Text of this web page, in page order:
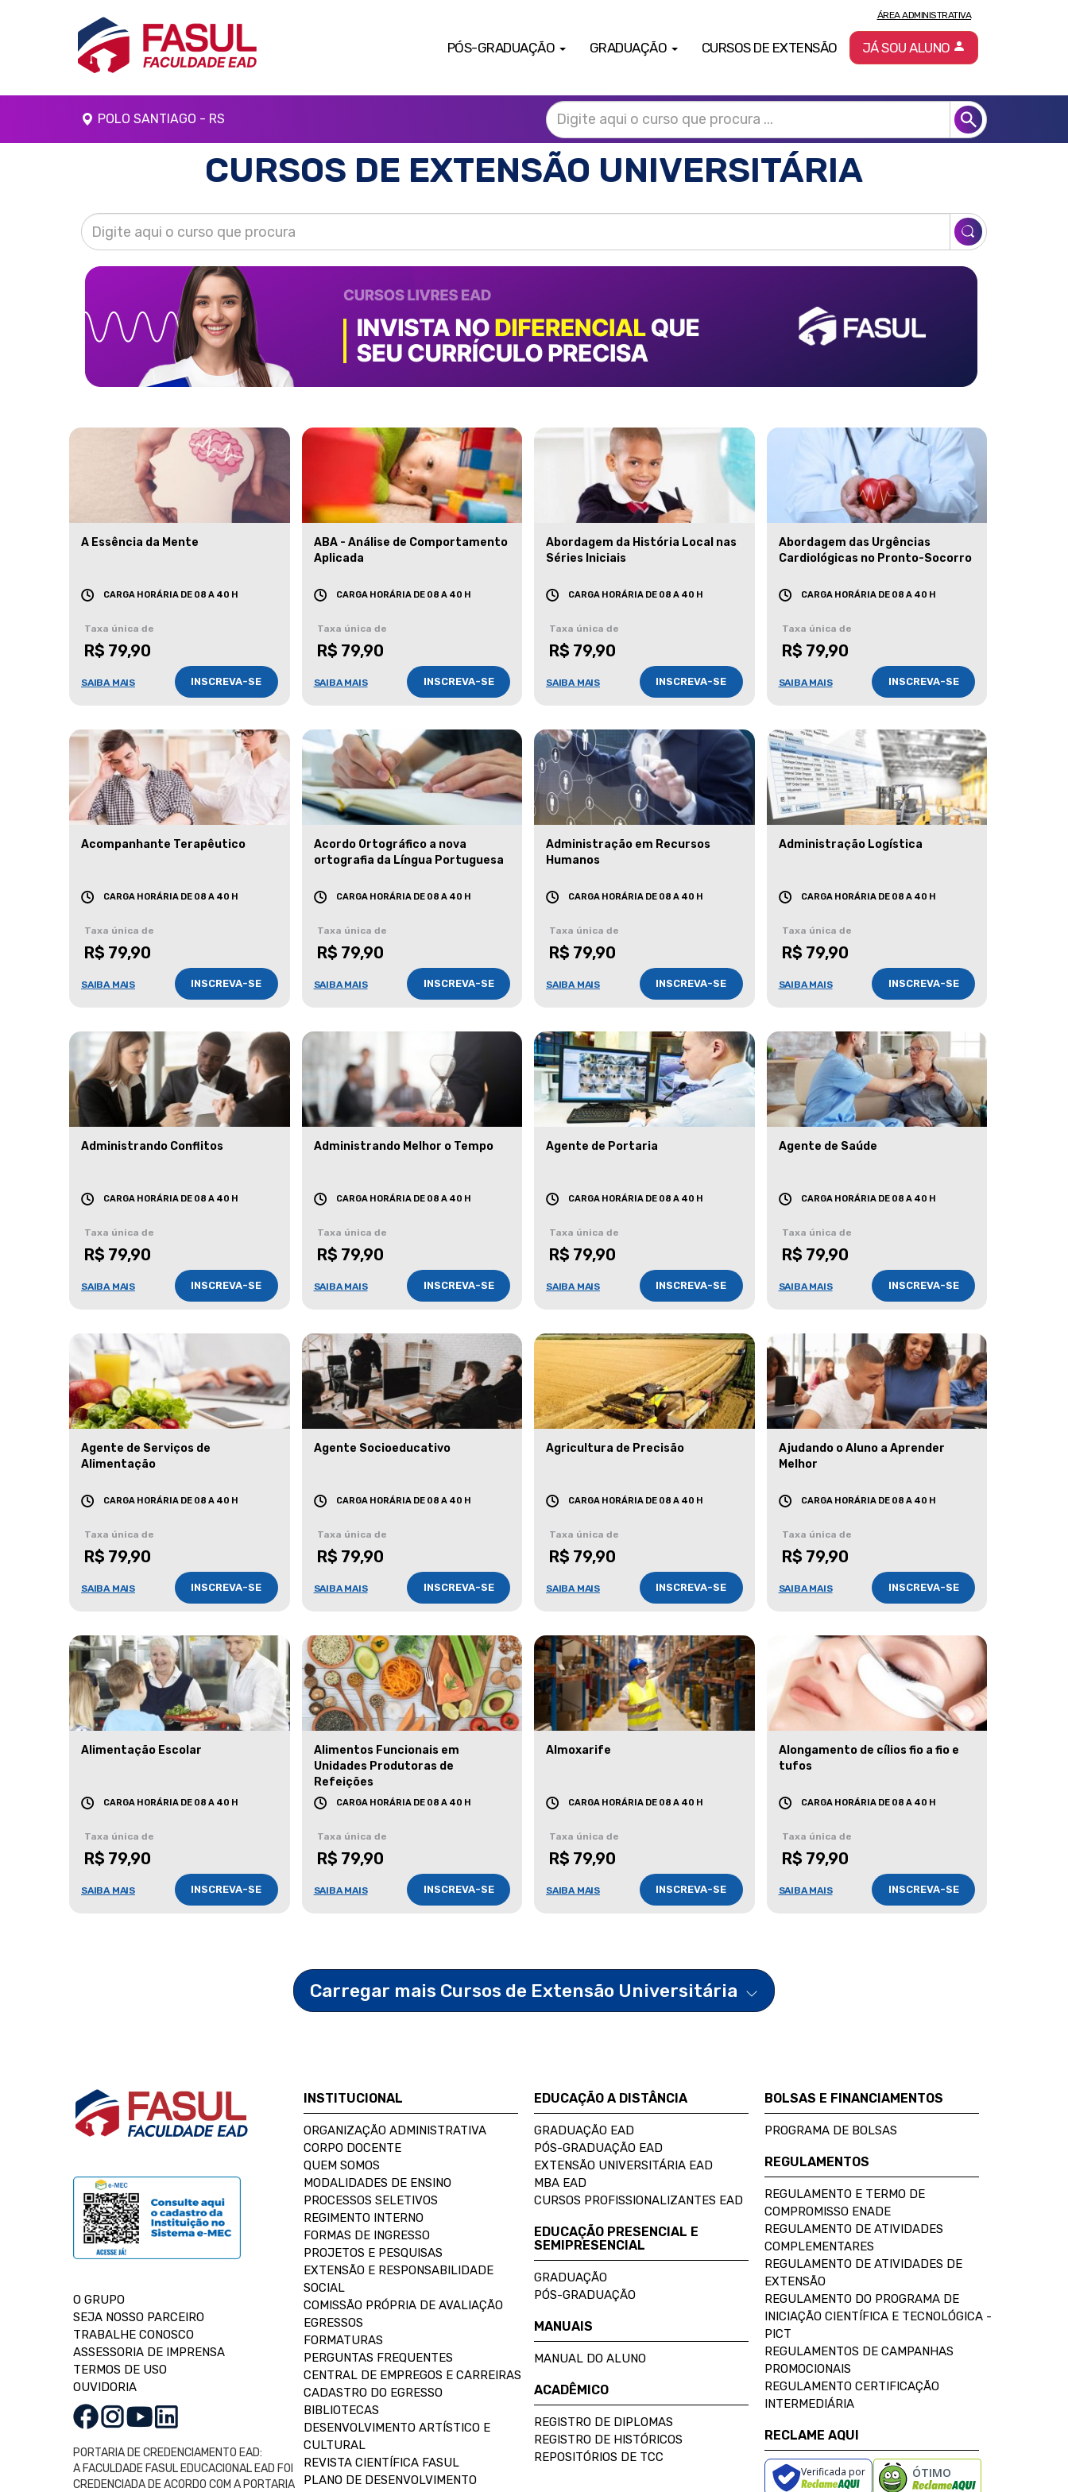
PÓS-GRADUAÇÃO GRADUAÇÃO CURSOS DE EXTENSÃO
ÁREA ADMINISTRATIVA
JÁ SOU ALUNO
POLO SANTIAGO - RS
CURSOS DE EXTENSÃO UNIVERSITÁRIA
A Essência da Mente
CARGA HORÁRIA DE 08 A 40 H
Taxa única de
R$ 79,90
SAIBA MAIS INSCREVA-SE
ABA - Análise de Comportamento
Aplicada
CARGA HORÁRIA DE 08 A 40 H
Taxa única de
R$ 79,90
SAIBA MAIS INSCREVA-SE
Abordagem da História Local nas
Séries Iniciais
CARGA HORÁRIA DE 08 A 40 H
Taxa única de
R$ 79,90
SAIBA MAIS INSCREVA-SE
Abordagem das Urgências
Cardiológicas no Pronto-Socorro
CARGA HORÁRIA DE 08 A 40 H
Taxa única de
R$ 79,90
SAIBA MAIS INSCREVA-SE
Acompanhante Terapêutico
CARGA HORÁRIA DE 08 A 40 H
Taxa única de
R$ 79,90
SAIBA MAIS INSCREVA-SE
Acordo Ortográfico a nova
ortografia da Língua Portuguesa
CARGA HORÁRIA DE 08 A 40 H
Taxa única de
R$ 79,90
SAIBA MAIS INSCREVA-SE
Administração em Recursos
Humanos
CARGA HORÁRIA DE 08 A 40 H
Taxa única de
R$ 79,90
SAIBA MAIS INSCREVA-SE
Administração Logística
CARGA HORÁRIA DE 08 A 40 H
Taxa única de
R$ 79,90
SAIBA MAIS INSCREVA-SE
Administrando Conflitos
CARGA HORÁRIA DE 08 A 40 H
Taxa única de
R$ 79,90
SAIBA MAIS INSCREVA-SE
Administrando Melhor o Tempo
CARGA HORÁRIA DE 08 A 40 H
Taxa única de
R$ 79,90
SAIBA MAIS INSCREVA-SE
Agente de Portaria
CARGA HORÁRIA DE 08 A 40 H
Taxa única de
R$ 79,90
SAIBA MAIS INSCREVA-SE
Agente de Saúde
CARGA HORÁRIA DE 08 A 40 H
Taxa única de
R$ 79,90
SAIBA MAIS INSCREVA-SE
Agente de Serviços de
Alimentação
CARGA HORÁRIA DE 08 A 40 H
Taxa única de
R$ 79,90
SAIBA MAIS INSCREVA-SE
Agente Socioeducativo
CARGA HORÁRIA DE 08 A 40 H
Taxa única de
R$ 79,90
SAIBA MAIS INSCREVA-SE
Agricultura de Precisão
CARGA HORÁRIA DE 08 A 40 H
Taxa única de
R$ 79,90
SAIBA MAIS INSCREVA-SE
Ajudando o Aluno a Aprender
Melhor
CARGA HORÁRIA DE 08 A 40 H
Taxa única de
R$ 79,90
SAIBA MAIS INSCREVA-SE
Alimentação Escolar
CARGA HORÁRIA DE 08 A 40 H
Taxa única de
R$ 79,90
SAIBA MAIS INSCREVA-SE
Alimentos Funcionais em
Unidades Produtoras de
Refeições
CARGA HORÁRIA DE 08 A 40 H
Taxa única de
R$ 79,90
SAIBA MAIS INSCREVA-SE
Almoxarife
CARGA HORÁRIA DE 08 A 40 H
Taxa única de
R$ 79,90
SAIBA MAIS INSCREVA-SE
Alongamento de cílios fio a fio e
tufos
CARGA HORÁRIA DE 08 A 40 H
Taxa única de
R$ 79,90
SAIBA MAIS INSCREVA-SE
Carregar mais Cursos de Extensão Universitária
O GRUPO
SEJA NOSSO PARCEIRO
TRABALHE CONOSCO
ASSESSORIA DE IMPRENSA
TERMOS DE USO
OUVIDORIA
PORTARIA DE CREDENCIAMENTO EAD:
A FACULDADE FASUL EDUCACIONAL EAD FOI
CREDENCIADA DE ACORDO COM A PORTARIA
INSTITUCIONAL
ORGANIZAÇÃO ADMINISTRATIVA
CORPO DOCENTE
QUEM SOMOS
MODALIDADES DE ENSINO
PROCESSOS SELETIVOS
REGIMENTO INTERNO
FORMAS DE INGRESSO
PROJETOS E PESQUISAS
EXTENSÃO E RESPONSABILIDADE
SOCIAL
COMISSÃO PRÓPRIA DE AVALIAÇÃO
EGRESSOS
FORMATURAS
PERGUNTAS FREQUENTES
CENTRAL DE EMPREGOS E CARREIRAS
CADASTRO DO EGRESSO
BIBLIOTECAS
DESENVOLVIMENTO ARTÍSTICO E
CULTURAL
REVISTA CIENTÍFICA FASUL
PLANO DE DESENVOLVIMENTO
EDUCAÇÃO A DISTÂNCIA
GRADUAÇÃO EAD
PÓS-GRADUAÇÃO EAD
EXTENSÃO UNIVERSITÁRIA EAD
MBA EAD
CURSOS PROFISSIONALIZANTES EAD
EDUCAÇÃO PRESENCIAL E
SEMIPRESENCIAL
GRADUAÇÃO
PÓS-GRADUAÇÃO
MANUAIS
MANUAL DO ALUNO
ACADÊMICO
REGISTRO DE DIPLOMAS
REGISTRO DE HISTÓRICOS
REPOSITÓRIOS DE TCC
BOLSAS E FINANCIAMENTOS
PROGRAMA DE BOLSAS
REGULAMENTOS
REGULAMENTO E TERMO DE
COMPROMISSO ENADE
REGULAMENTO DE ATIVIDADES
COMPLEMENTARES
REGULAMENTO DE ATIVIDADES DE
EXTENSÃO
REGULAMENTO DO PROGRAMA DE
INICIAÇÃO CIENTÍFICA E TECNOLÓGICA -
PICT
REGULAMENTOS DE CAMPANHAS
PROMOCIONAIS
REGULAMENTO CERTIFICAÇÃO
INTERMEDIÁRIA
RECLAME AQUI
Verificada por ÓTIMO